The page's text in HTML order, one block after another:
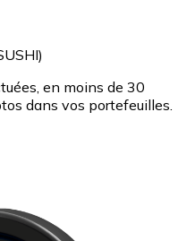
en moins de 30
dans vos portefeuilles.